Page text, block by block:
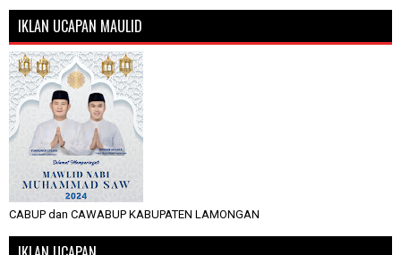
IKLAN UCAPAN MAULID
CABUP dan CAWABUP KABUPATEN LAMONGAN